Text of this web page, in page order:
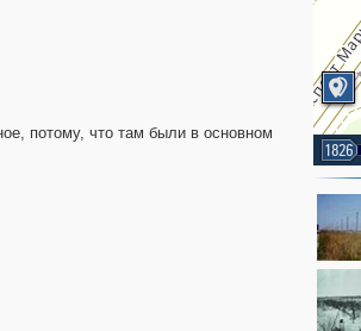
1826
потому, что там были в основном